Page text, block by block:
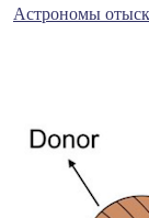
Астрономы